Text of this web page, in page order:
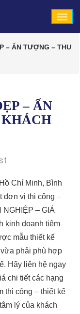
– ẤN TƯỢNG – THU
– ẤN
Chí Minh, Bình
đơn vị thi công –
NGHIỆP – GIÁ
kinh doanh tiệm
mẫu thiết kế
phải phù hợp
Hãy liên hệ ngay
chi tiết các hạng
thi công – thiết kế
lý của khách